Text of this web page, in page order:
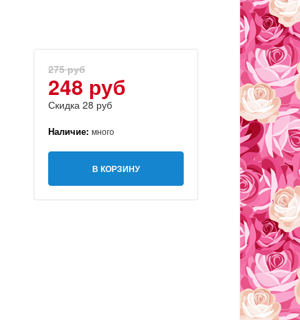
275 руб
248 руб
Скидка 28 руб
Наличие: много
В КОРЗИНУ